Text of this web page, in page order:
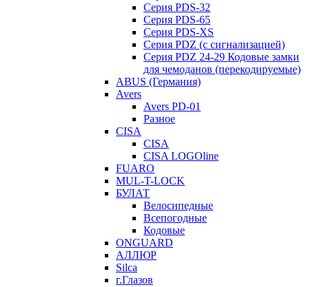
Серия PDS-32
Серия PDS-65
Серия PDS-XS
Серия PDZ (с сигнализацией)
Серия PDZ 24-29 Кодовые замки
для чемоданов (перекодируемые)
ABUS (Германия)
Avers
Avers PD-01
Разное
CISA
CISA
CISA LOGOline
FUARO
MUL-T-LOCK
БУЛАТ
Велосипедные
Всепогодные
Кодовые
ONGUARD
АЛЛЮР
Silca
г.Глазов